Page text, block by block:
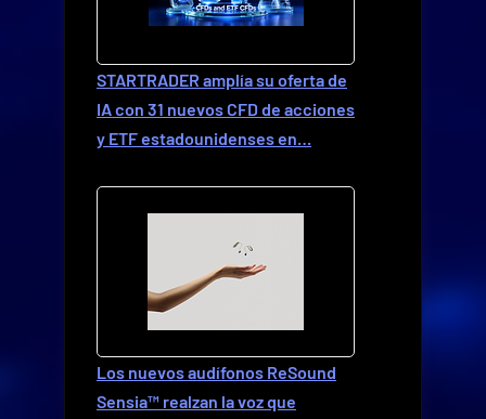
STARTRADER amplía su oferta de
IA con 31 nuevos CFD de acciones
y ETF estadounidenses en…
Los nuevos audífonos ReSound
Sensia™ realzan la voz que